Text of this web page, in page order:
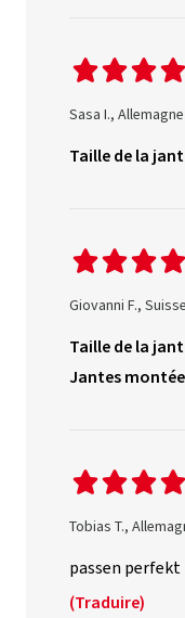
Sasa I., Allemagne
Taille de la
Giovanni F., Suisse
Taille de la
Jantes
Tobias T.,
passen perfekt
(Traduire)